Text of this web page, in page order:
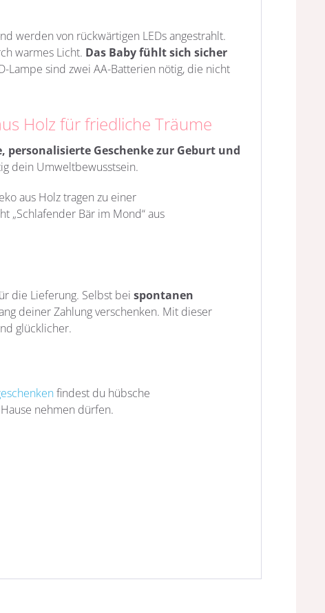
werden von rückwärtigen LEDs angestrahlt.
warmes Licht. Das Baby fühlt sich sicher
Lampe sind zwei AA-Batterien nötig, die nicht
Holz für friedliche Träume
personalisierte Geschenke zur Geburt und
dein Umweltbewusstsein.
aus Holz tragen zu einer
„Schlafender Bär im Mond“ aus
die Lieferung. Selbst bei spontanen
deiner Zahlung verschenken. Mit dieser
glücklicher.
findest du hübsche
nehmen dürfen.